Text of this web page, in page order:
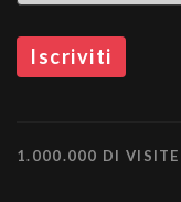
1.000.000 DI VISITE